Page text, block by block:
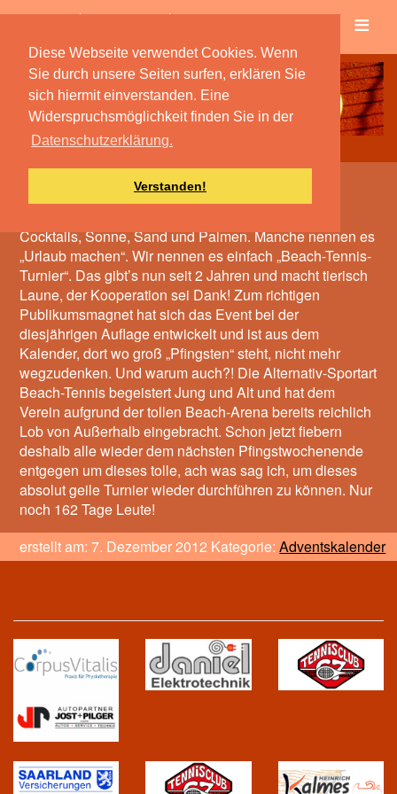
Diese Webseite verwendet Cookies. Wenn
Sie durch unsere Seiten surfen, erklären Sie
sich hiermit einverstanden. Eine
Widerspruchsmöglichkeit finden Sie in der
Datenschutzerklärung.
Verstanden!
≡
Das mit der guten Laune
Cocktails, Sonne, Sand und Palmen. Manche nennen es
„Urlaub machen“. Wir nennen es einfach „Beach-Tennis-
Turnier“. Das gibt’s nun seit 2 Jahren und macht tierisch
Laune, der Kooperation sei Dank! Zum richtigen
Publikumsmagnet hat sich das Event bei der
diesjährigen Auflage entwickelt und ist aus dem
Kalender, dort wo groß „Pfingsten“ steht, nicht mehr
wegzudenken. Und warum auch?! Die Alternativ-Sportart
Beach-Tennis begeistert Jung und Alt und hat dem
Verein aufgrund der tollen Beach-Arena bereits reichlich
Lob von Außerhalb eingebracht. Schon jetzt fiebern
deshalb alle wieder dem nächsten Pfingstwochenende
entgegen um dieses tolle, ach was sag ich, um dieses
absolut geile Turnier wieder durchführen zu können. Nur
noch 162 Tage Leute!
erstellt am: 7. Dezember 2012 Kategorie:Adventskalender